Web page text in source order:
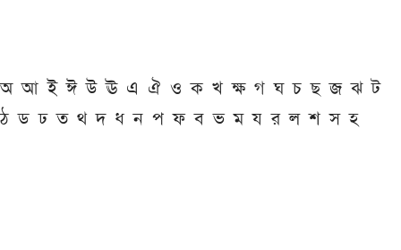
অ আ ই ঈ উ ঊ এ ঐ ও ক খ ক্ষ গ ঘ চ ছ জ ঝ ট
ঠ ড ঢ ত থ দ ধ ন প ফ ব ভ ম য র ল শ স হ